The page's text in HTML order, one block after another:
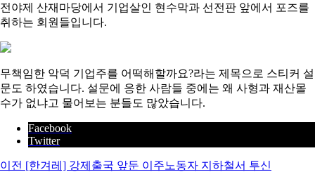
전야제 산재마당에서 기업살인 현수막과 선전판 앞에서 포즈를
취하는 회원들입니다.
무책임한 악덕 기업주를 어떡해할까요?라는 제목으로 스티커 설
문도 하였습니다. 설문에 응한 사람들 중에는 왜 사형과 재산몰
수가 없냐고 물어보는 분들도 많았습니다.
Facebook
Twitter
이전 [한겨레] 강제출국 앞둔 이주노동자 지하철서 투신